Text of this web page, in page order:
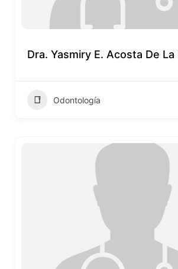
Dra. Yasmiry E. Acosta De La
Odontología